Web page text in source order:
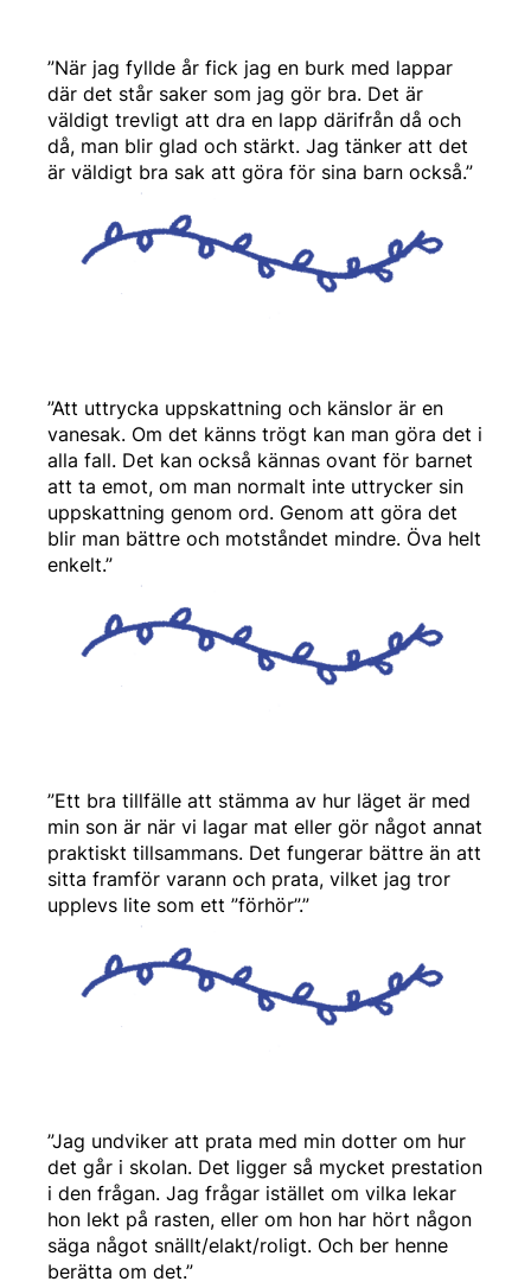
”När jag fyllde år fick jag en burk med lappar
där det står saker som jag gör bra. Det är
väldigt trevligt att dra en lapp därifrån då och
då, man blir glad och stärkt. Jag tänker att det
är väldigt bra sak att göra för sina barn också.”
”Att uttrycka uppskattning och känslor är en
vanesak. Om det känns trögt kan man göra det i
alla fall. Det kan också kännas ovant för barnet
att ta emot, om man normalt inte uttrycker sin
uppskattning genom ord. Genom att göra det
blir man bättre och motståndet mindre. Öva helt
enkelt.”
”Ett bra tillfälle att stämma av hur läget är med
min son är när vi lagar mat eller gör något annat
praktiskt tillsammans. Det fungerar bättre än att
sitta framför varann och prata, vilket jag tror
upplevs lite som ett ”förhör”.”
”Jag undviker att prata med min dotter om hur
det går i skolan. Det ligger så mycket prestation
i den frågan. Jag frågar istället om vilka lekar
hon lekt på rasten, eller om hon har hört någon
säga något snällt/elakt/roligt. Och ber henne
berätta om det.”